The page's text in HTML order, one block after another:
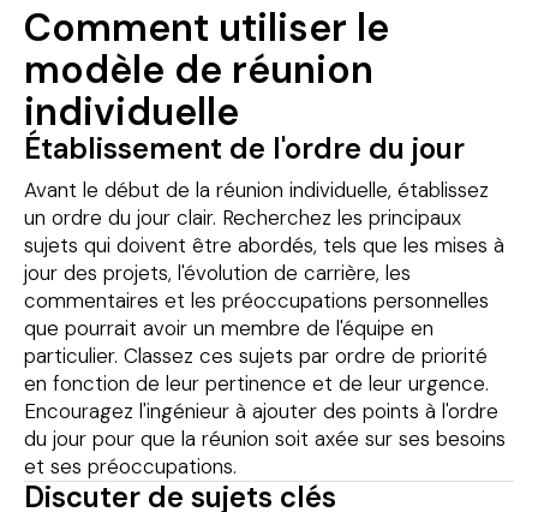
Comment utiliser le
modèle de réunion
individuelle
Établissement de l'ordre du jour
Avant le début de la réunion individuelle, établissez
un ordre du jour clair. Recherchez les principaux
sujets qui doivent être abordés, tels que les mises à
jour des projets, l'évolution de carrière, les
commentaires et les préoccupations personnelles
que pourrait avoir un membre de l'équipe en
particulier. Classez ces sujets par ordre de priorité
en fonction de leur pertinence et de leur urgence.
Encouragez l'ingénieur à ajouter des points à l'ordre
du jour pour que la réunion soit axée sur ses besoins
et ses préoccupations.
Discuter de sujets clés